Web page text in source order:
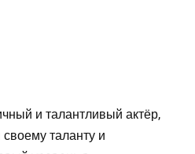
и талантливый актёр,
таланту и